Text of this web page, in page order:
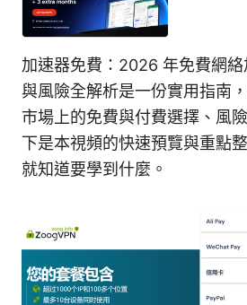
加速器免費：2026 年免費網
與風險全解析是一份實用指南
市場上的免費與付費選擇、風
下是本視頻的快速預覽與重點
就知道要學到什麼。